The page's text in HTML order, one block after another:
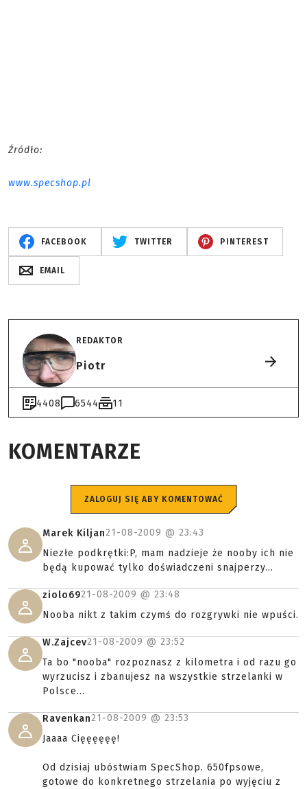
Źródło:
www.specshop.pl
FACEBOOK TWITTER PINTEREST
EMAIL
REDAKTOR
Piotr
4408 6544 11
KOMENTARZE
ZALOGUJ SIĘ ABY KOMENTOWAĆ
Marek Kiljan21-08-2009 @ 23:43
Niezłe podkrętki:P, mam nadzieje że nooby ich nie
będą kupować tylko doświadczeni snajperzy...
ziolo6921-08-2009 @ 23:48
Nooba nikt z takim czymś do rozgrywki nie wpuści.
W.Zajcev21-08-2009 @ 23:52
Ta bo "nooba" rozpoznasz z kilometra i od razu go
wyrzucisz i zbanujesz na wszystkie strzelanki w
Polsce...
Ravenkan21-08-2009 @ 23:53
Jaaaa Cięęęęęę!
Od dzisiaj ubóstwiam SpecShop. 650fpsowe,
gotowe do konkretnego strzelania po wyjęciu z